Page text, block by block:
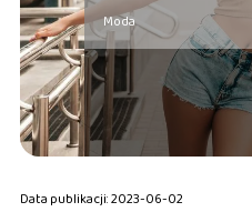
Moda
Data publikacji: 2023-06-02